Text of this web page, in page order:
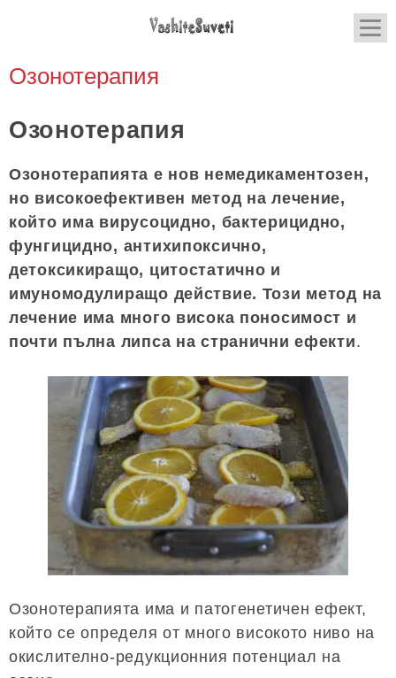
Озонотерапия
Озонотерапия
Озонотерапията е нов немедикаментозен,
но високоефективен метод на лечение,
който има вирусоцидно, бактерицидно,
фунгицидно, антихипоксично,
детоксикиращо, цитостатично и
имуномодулиращо действие. Този метод на
лечение има много висока поносимост и
почти пълна липса на странични ефекти.
Озонотерапията има и патогенетичен ефект,
който се определя от много високото ниво на
окислително-редукционния потенциал на